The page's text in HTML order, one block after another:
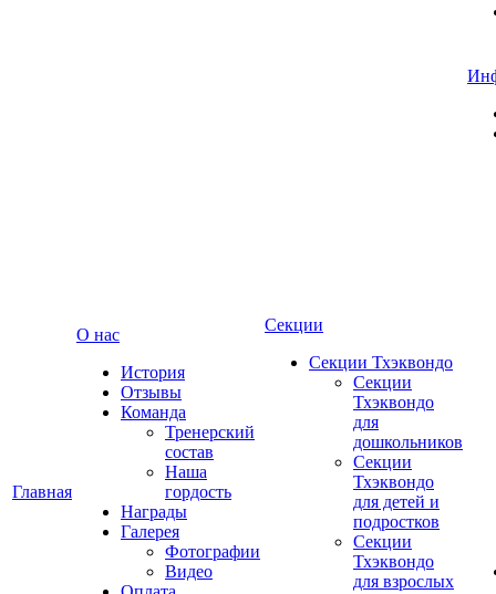
Главная
О нас
История
Отзывы
Команда
Тренерский
состав
Наша
гордость
Награды
Галерея
Фотографии
Видео
Секции
Секции Тхэквондо
Секции
Тхэквондо
для
дошкольников
Секции
Тхэквондо
для детей и
подростков
Секции
Тхэквондо
для взрослых